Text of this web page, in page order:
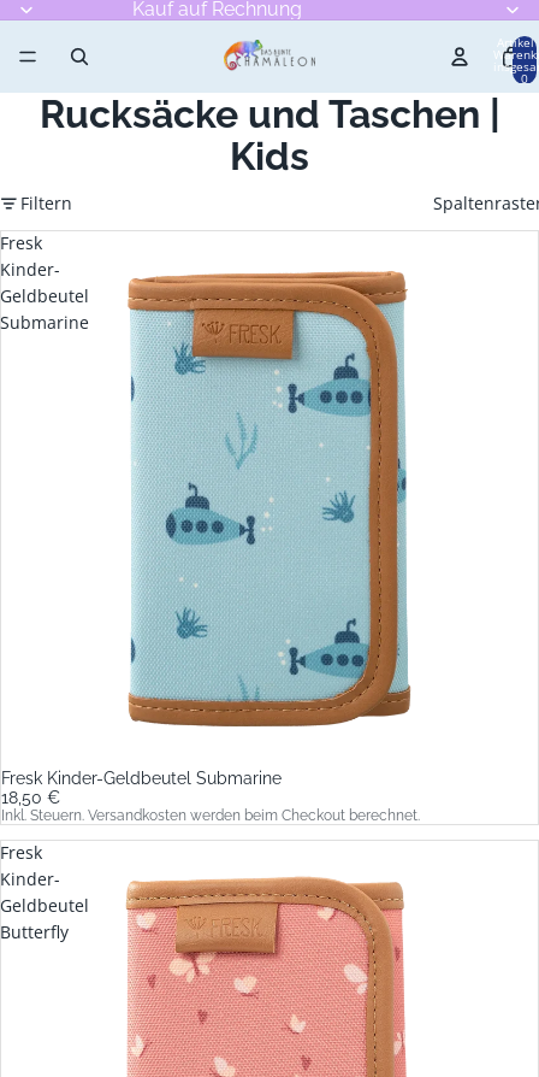
Kauf auf Rechnung
Artikel
0
Rucksäcke und Taschen |
Kids
Filtern
Fresk
Kinder-
Geldbeutel
Submarine
Fresk Kinder-Geldbeutel Submarine
18,50 €
Inkl. Steuern. Versandkosten werden beim Checkout berechnet.
Fresk
Kinder-
Geldbeutel
Butterfly